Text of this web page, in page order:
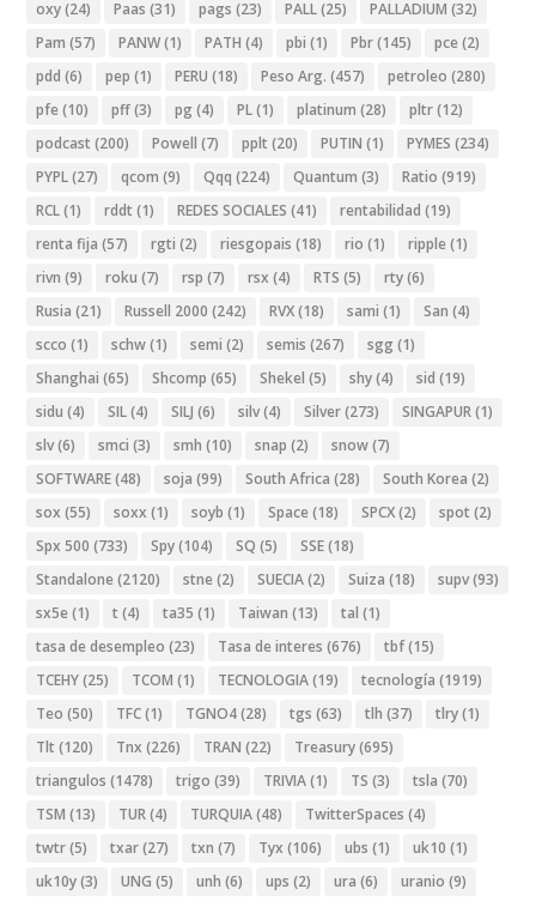
oxy(24) Paas (31) pags (23) PALL(25) PALLADIUM (32)
Pam (57) PANW(1) PATH (4) pbi (1) Pbr(145) pce (2)
pdd (6) pep (1) PERU (18) Peso Arg. (457) petroleo (280)
pfe (10) pff(3) pg (4) PL(1) platinum (28) pltr(12)
podcast (200) Powell (7) pplt (20) PUTIN (1) PYMES (234)
PYPL(27) qcom (9) Qqq (224) Quantum (3) Ratio (919)
RCL(1) rddt (1) REDES SOCIALES (41) rentabilidad (19)
renta fija (57) rgti (2) riesgopais (18) rio (1) ripple (1)
rivn (9) roku (7) rsp (7) rsx (4) RTS (5) rty(6)
Rusia (21) Russell 2000 (242) RVX(18) sami (1) San (4)
scco (1) schw(1) semi (2) semis (267) sgg (1)
Shanghai (65) Shcomp (65) Shekel (5) shy(4) sid (19)
sidu (4) SIL(4) SILJ (6) silv(4) Silver(273) SINGAPUR(1)
slv(6) smci (3) smh (10) snap (2) snow(7)
SOFTWARE(48) soja (99) South Africa (28) South Korea (2)
sox (55) soxx (1) soyb (1) Space (18) SPCX(2) spot (2)
Spx 500 (733) Spy(104) SQ (5) SSE(18)
Standalone (2120) stne (2) SUECIA(2) Suiza (18) supv(93)
sx5e (1) t (4) ta35 (1) Taiwan (13) tal (1)
tasa de desempleo (23) Tasa de interes (676) tbf(15)
TCEHY(25) TCOM (1) TECNOLOGIA(19) tecnología (1919)
Teo (50) TFC(1) TGNO4(28) tgs (63) tlh (37) tlry(1)
Tlt (120) Tnx (226) TRAN (22) Treasury(695)
triangulos (1478) trigo (39) TRIVIA(1) TS (3) tsla (70)
TSM (13) TUR(4) TURQUIA(48) TwitterSpaces (4)
twtr(5) txar(27) txn (7) Tyx (106) ubs (1) uk10 (1)
uk10y(3) UNG (5) unh (6) ups (2) ura (6) uranio (9)